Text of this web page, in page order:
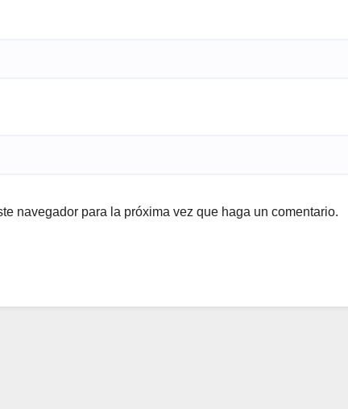
navegador para la próxima vez que haga un comentario.